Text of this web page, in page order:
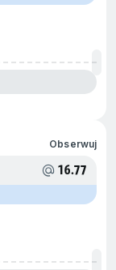
Obserwuj
16.77